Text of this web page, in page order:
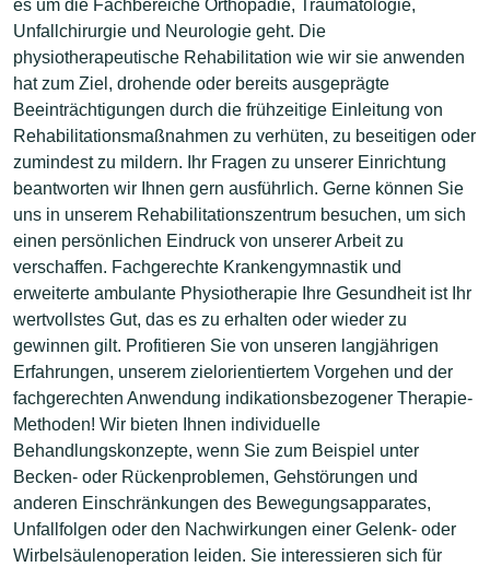
es um die Fachbereiche Orthopädie, Traumatologie,
Unfallchirurgie und Neurologie geht. Die
physiotherapeutische Rehabilitation wie wir sie anwenden
hat zum Ziel, drohende oder bereits ausgeprägte
Beeinträchtigungen durch die frühzeitige Einleitung von
Rehabilitationsmaßnahmen zu verhüten, zu beseitigen oder
zumindest zu mildern. Ihr Fragen zu unserer Einrichtung
beantworten wir Ihnen gern ausführlich. Gerne können Sie
uns in unserem Rehabilitationszentrum besuchen, um sich
einen persönlichen Eindruck von unserer Arbeit zu
verschaffen. Fachgerechte Krankengymnastik und
erweiterte ambulante Physiotherapie Ihre Gesundheit ist Ihr
wertvollstes Gut, das es zu erhalten oder wieder zu
gewinnen gilt. Profitieren Sie von unseren langjährigen
Erfahrungen, unserem zielorientiertem Vorgehen und der
fachgerechten Anwendung indikationsbezogener Therapie-
Methoden! Wir bieten Ihnen individuelle
Behandlungskonzepte, wenn Sie zum Beispiel unter
Becken- oder Rückenproblemen, Gehstörungen und
anderen Einschränkungen des Bewegungsapparates,
Unfallfolgen oder den Nachwirkungen einer Gelenk- oder
Wirbelsäulenoperation leiden. Sie interessieren sich für